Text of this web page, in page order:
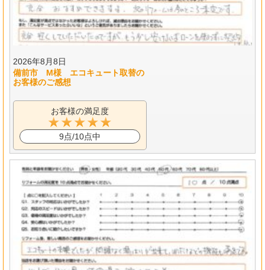
2026年8月8日
備前市 M様 エコキュート取替の
お客様のご感想
お客様の満足度
9点/10点中